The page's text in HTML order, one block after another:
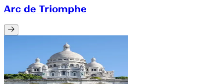
Arc de Triomphe